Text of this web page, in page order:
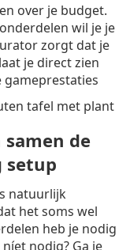
over je budget.
wil je je
zorgt dat je
je direct zien
gameprestaties
de
setup
natuurlijk
het soms wel
heb je nodig
nodig? Ga je